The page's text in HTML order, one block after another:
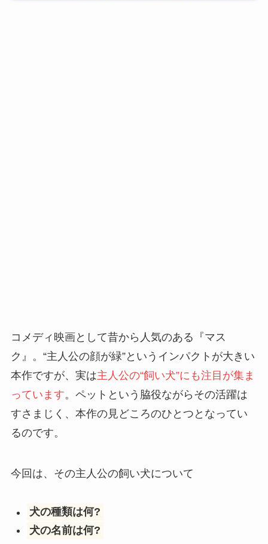
コメディ映画として昔から人気のある『マス
ク』。“主人公の顔が緑”というインパクトが大きい
本作ですが、実は主人公の“飼い犬”にも注目が集ま
っています。ペットという脇役ながらその活躍は
すさまじく、本作の見どころのひとつとなってい
るのです。
今回は、その主人公の飼い犬について
犬の種類は何?
犬の名前は何?